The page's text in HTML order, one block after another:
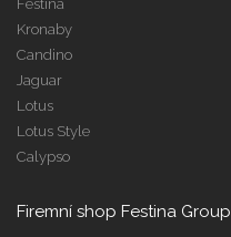
Festina
Kronaby
Candino
Jaguar
Lotus
Lotus Style
Calypso
Firemní shop Festina Group